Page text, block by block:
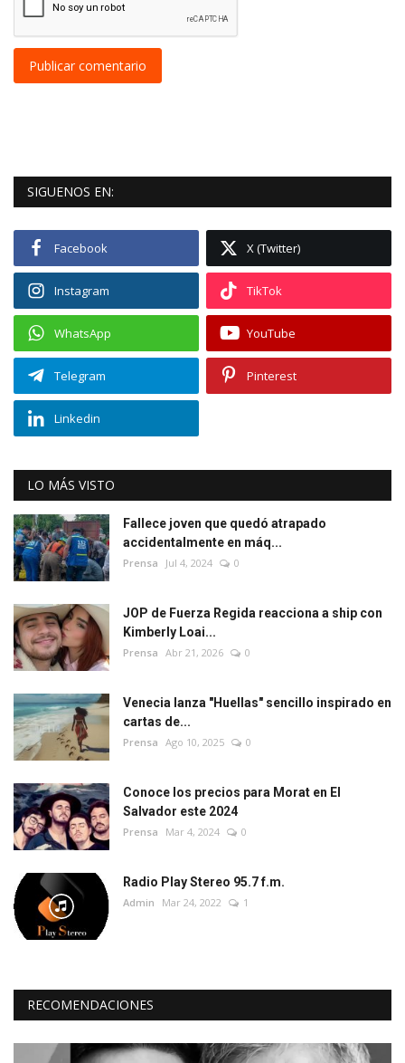
Publicar comentario
SIGUENOS EN:
Facebook X (Twitter)
Instagram TikTok
WhatsApp YouTube
Telegram Pinterest
Linkedin
LO MÁS VISTO
Fallece joven que quedó atrapado
accidentalmente en máq...
Prensa Jul 4, 2024 0
JOP de Fuerza Regida reacciona a ship con
Kimberly Loai...
Prensa Abr 21, 2026 0
Venecia lanza "Huellas" sencillo inspirado en
cartas de...
Prensa Ago 10, 2025 0
Conoce los precios para Morat en El
Salvador este 2024
Prensa Mar 4, 2024 0
Radio Play Stereo 95.7 f.m.
Admin Mar 24, 2022 1
RECOMENDACIONES